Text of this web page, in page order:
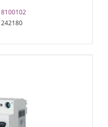
8100102
242180